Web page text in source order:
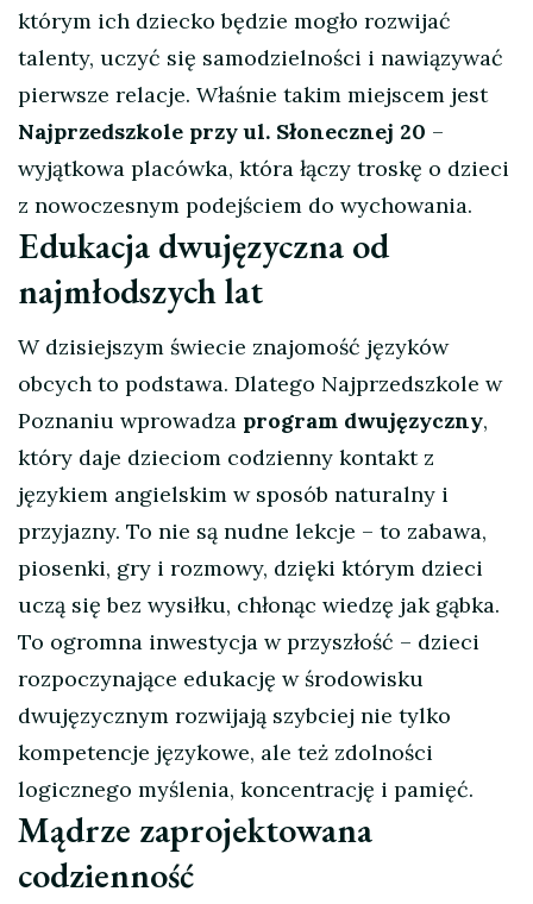
którym ich dziecko będzie mogło rozwijać
talenty, uczyć się samodzielności i nawiązywać
pierwsze relacje. Właśnie takim miejscem jest
Najprzedszkole przy ul. Słonecznej 20 –
wyjątkowa placówka, która łączy troskę o dzieci
z nowoczesnym podejściem do wychowania.
Edukacja dwujęzyczna od
najmłodszych lat
W dzisiejszym świecie znajomość języków
obcych to podstawa. Dlatego Najprzedszkole w
Poznaniu wprowadza program dwujęzyczny,
który daje dzieciom codzienny kontakt z
językiem angielskim w sposób naturalny i
przyjazny. To nie są nudne lekcje – to zabawa,
piosenki, gry i rozmowy, dzięki którym dzieci
uczą się bez wysiłku, chłonąc wiedzę jak gąbka.
To ogromna inwestycja w przyszłość – dzieci
rozpoczynające edukację w środowisku
dwujęzycznym rozwijają szybciej nie tylko
kompetencje językowe, ale też zdolności
logicznego myślenia, koncentrację i pamięć.
Mądrze zaprojektowana
codzienność